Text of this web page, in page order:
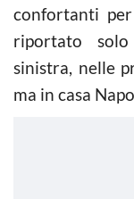
confortanti
riportato
sinistra, nelle
ma in casa